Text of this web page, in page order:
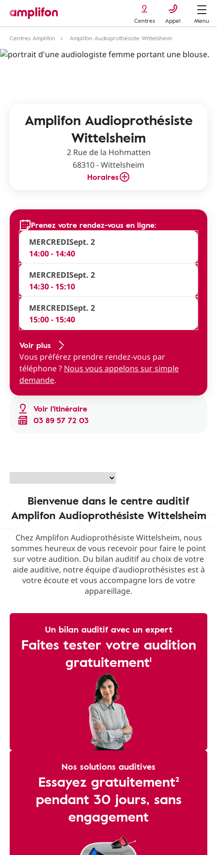
Centres Appel
Menu
Centres Amplifon
Amplifon Audioprothésiste Wittelsheim
Amplifon Audioprothésiste
Wittelsheim
2 Rue de la Hohmatten
68310 - Wittelsheim
Horaires
Voir l'itinéraire
03 89 57 72 03
Prenez votre rendez-vous en ligne:
MERCREDISept. 2
14:00 - 14:40
MERCREDISept. 2
14:30 - 15:10
MERCREDISept. 2
15:00 - 15:40
Voir plus
Vous préférez prendre rendez-vous par
téléphone ? Nous vous appelons sur simple
demande.
Bienvenue dans le centre auditif
Amplifon Audioprothésiste Wittelsheim
Chez Amplifon Audioprothésiste Wittelsheim, nous
sommes heureux de vous recevoir pour faire le point
sur votre audition. Du bilan auditif au choix de votre
aide auditive, notre équipe d'audioprothésistes est à
votre écoute et vous accompagne lors de votre
appareillage.
Un bilan auditif avec un expert
Faites tester votre audition
gratuitement¹
Nos solutions auditives
Essayez gratuitement²
pendant 30 jours, sans
engagement